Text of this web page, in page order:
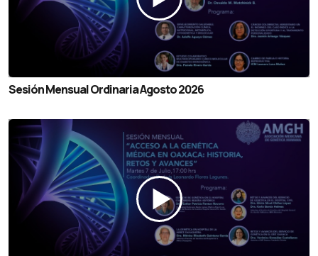
Sesión Mensual Ordinaria Agosto 2026